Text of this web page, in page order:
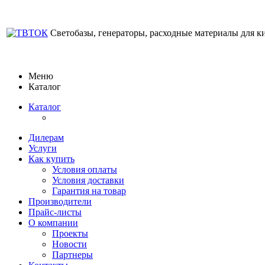
Светобазы, генераторы, расходные материалы для
Меню
Каталог
Каталог
Дилерам
Услуги
Как купить
Условия оплаты
Условия доставки
Гарантия на товар
Производители
Прайс-листы
О компании
Проекты
Новости
Партнеры